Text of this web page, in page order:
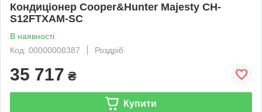
Кондиціонер Cooper&Hunter Majesty CH-
S12FTXAM-SC
В наявності
Код: 00000008387
Роздріб
35 717 ₴
Купити